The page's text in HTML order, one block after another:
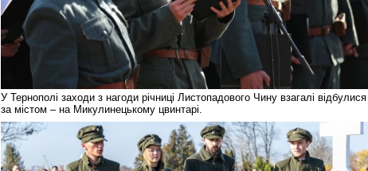
У Тернополі заходи з нагоди річниці Листопадового Чину взагалі відбулися
за містом – на Микулинецькому цвинтарі.
Спільний інформпростір Західної
України